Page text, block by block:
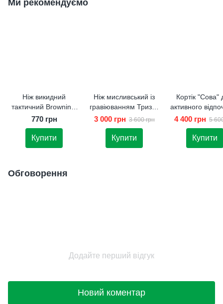
Ми рекомендуємо
Ніж викидний
тактичний Browning.
Подарунок для
чоловіка
770 грн
Купити
Ніж мисливський із
гравіюванням Тризуб
№4. Подарунок
чоловікові
3 000 грн 3 600 грн
Купити
Кортік "Сова"
активного
Подарунок
4 400 грн 5
Купити
Обговорення
Додайте перший відгук
Новий коментар